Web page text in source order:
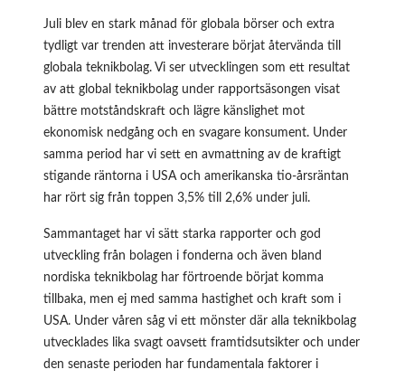
Juli blev en stark månad för globala börser och extra
tydligt var trenden att investerare börjat återvända till
globala teknikbolag. Vi ser utvecklingen som ett resultat
av att global teknikbolag under rapportsäsongen visat
bättre motståndskraft och lägre känslighet mot
ekonomisk nedgång och en svagare konsument. Under
samma period har vi sett en avmattning av de kraftigt
stigande räntorna i USA och amerikanska tio-årsräntan
har rört sig från toppen 3,5% till 2,6% under juli.
Sammantaget har vi sätt starka rapporter och god
utveckling från bolagen i fonderna och även bland
nordiska teknikbolag har förtroende börjat komma
tillbaka, men ej med samma hastighet och kraft som i
USA. Under våren såg vi ett mönster där alla teknikbolag
utvecklades lika svagt oavsett framtidsutsikter och under
den senaste perioden har fundamentala faktorer i